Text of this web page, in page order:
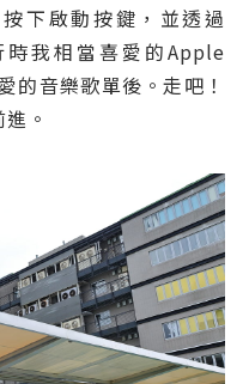
下啟動按鍵，並透過
我相當喜愛的Apple
的音樂歌單後。走吧！
。